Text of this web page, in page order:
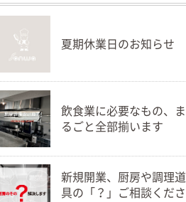
夏期休業日のお知らせ
飲食業に必要なもの、ま
るごと全部揃います
新規開業、厨房や調理道
具の「？」ご相談くださ